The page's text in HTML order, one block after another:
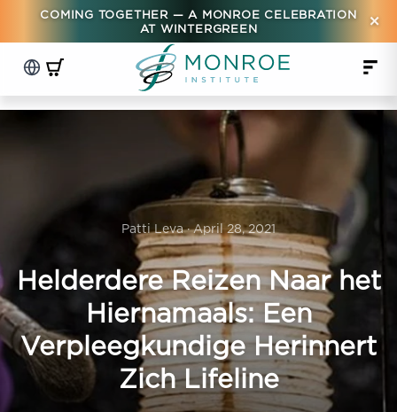
COMING TOGETHER — A MONROE CELEBRATION
AT WINTERGREEN
×
Patti Leva · April 28, 2021
Helderdere Reizen Naar het
Hiernamaals: Een
Verpleegkundige Herinnert
Zich Lifeline